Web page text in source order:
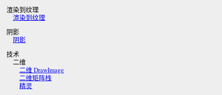
渲染到纹理
渲染到纹理
阴影
阴影
技术
二维
二维 DrawImage
二维矩阵栈
精灵